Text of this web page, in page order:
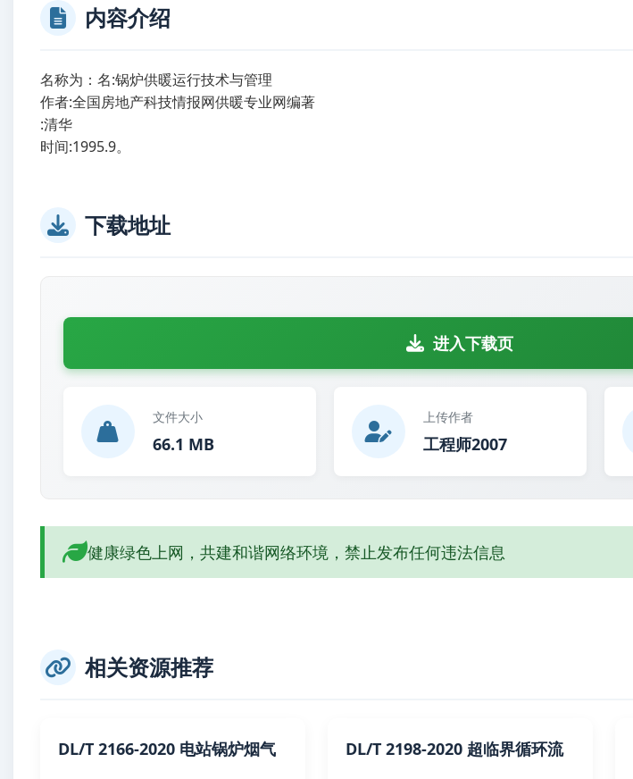
内容介绍
名称为：名:锅炉供暖运行技术与管理
作者:全国房地产科技情报网供暖专业网编著
:清华
时间:1995.9。
下载地址
进入下载页
文件大小
66.1 MB
上传作者
工程师2007
健康绿色上网，共建和谐网络环境，禁止发布任何违法信息
相关资源推荐
DL/T 2166-2020 电站锅炉烟气 DL/T 2198-2020 超临界循环流